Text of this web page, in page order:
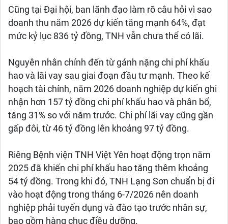
Cũng tại Đại hội, ban lãnh đạo làm rõ câu hỏi vì sao
doanh thu năm 2026 dự kiến tăng mạnh 64%, đạt
mức kỷ lục 836 tỷ đồng, TNH vẫn chưa thể có lãi.
Nguyên nhân chính đến từ gánh nặng chi phí khấu
hao và lãi vay sau giai đoạn đầu tư mạnh. Theo kế
hoạch tài chính, năm 2026 doanh nghiệp dự kiến ghi
nhận hơn 157 tỷ đồng chi phí khấu hao và phân bổ,
tăng 31% so với năm trước. Chi phí lãi vay cũng gần
gấp đôi, từ 46 tỷ đồng lên khoảng 97 tỷ đồng.
Riêng Bệnh viện TNH Việt Yên hoạt động trọn năm
2025 đã khiến chi phí khấu hao tăng thêm khoảng
54 tỷ đồng. Trong khi đó, TNH Lạng Sơn chuẩn bị đi
vào hoạt động trong tháng 6-7/2026 nên doanh
nghiệp phải tuyển dụng và đào tạo trước nhân sự,
bao gồm hàng chục điều dưỡng.